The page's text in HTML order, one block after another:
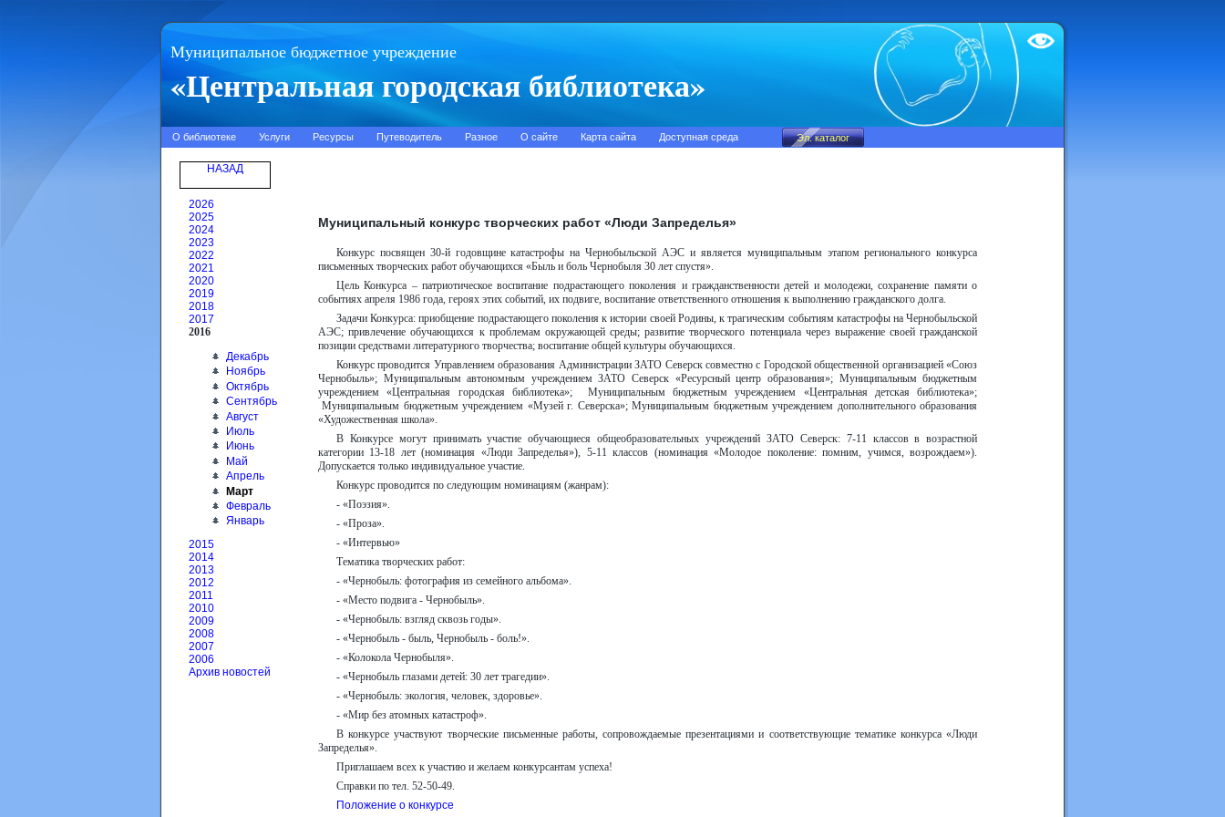
Муниципальное бюджетное учреждение
«Центральная городская библиотека»
Test
О библиотеке Услуги Ресурсы Путеводитель Разное О сайте Карта сайта Доступная среда
НАЗАД
2026
2025
2024
2023
2022
2021
2020
2019
2018
2017
2016
Декабрь
Ноябрь
Октябрь
Сентябрь
Август
Июль
Июнь
Май
Апрель
Март
Февраль
Январь
2015
2014
2013
2012
2011
2010
2009
2008
2007
2006
Архив новостей
Муниципальный конкурс творческих работ «Люди Запределья»
Конкурс посвящен 30-й годовщине катастрофы на Чернобыльской АЭС и является муниципальным этапом регионального конкурса
письменных творческих работ обучающихся «Быль и боль Чернобыля 30 лет спустя».
Цель Конкурса – патриотическое воспитание подрастающего поколения и гражданственности детей и молодежи, сохранение памяти о
событиях апреля 1986 года, героях этих событий, их подвиге, воспитание ответственного отношения к выполнению гражданского долга.
Задачи Конкурса: приобщение подрастающего поколения к истории своей Родины, к трагическим событиям катастрофы на Чернобыльской
АЭС; привлечение обучающихся к проблемам окружающей среды; развитие творческого потенциала через выражение своей гражданской
позиции средствами литературного творчества; воспитание общей культуры обучающихся.
Конкурс проводится Управлением образования Администрации ЗАТО Северск совместно с Городской общественной организацией «Союз
Чернобыль»; Муниципальным автономным учреждением ЗАТО Северск «Ресурсный центр образования»; Муниципальным бюджетным
учреждением «Центральная городская библиотека»; Муниципальным бюджетным учреждением «Центральная детская библиотека»;
Муниципальным бюджетным учреждением «Музей г. Северска»; Муниципальным бюджетным учреждением дополнительного образования
«Художественная школа».
В Конкурсе могут принимать участие обучающиеся общеобразовательных учреждений ЗАТО Северск: 7-11 классов в возрастной
категории 13-18 лет (номинация «Люди Запределья»), 5-11 классов (номинация «Молодое поколение: помним, учимся, возрождаем»).
Допускается только индивидуальное участие.
Конкурс проводится по следующим номинациям (жанрам):
- «Поэзия».
- «Проза».
- «Интервью»
Тематика творческих работ:
- «Чернобыль: фотография из семейного альбома».
- «Место подвига - Чернобыль».
- «Чернобыль: взгляд сквозь годы».
- «Чернобыль - быль, Чернобыль - боль!».
- «Колокола Чернобыля».
- «Чернобыль глазами детей: 30 лет трагедии».
- «Чернобыль: экология, человек, здоровье».
- «Мир без атомных катастроф».
В конкурсе участвуют творческие письменные работы, сопровождаемые презентациями и соответствующие тематике конкурса «Люди
Запределья».
Приглашаем всех к участию и желаем конкурсантам успеха!
Справки по тел. 52-50-49.
Положение о конкурсе